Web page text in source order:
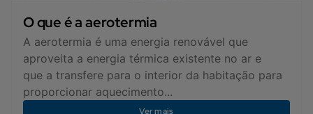
O que é a aerotermia
A aerotermia é uma energia renovável que
aproveita a energia térmica existente no ar e
que a transfere para o interior da habitação para
proporcionar aquecimento...
Ver mais